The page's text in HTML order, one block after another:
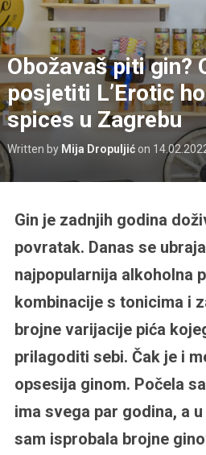
Obožavaš piti gin?
posjetiti L’Erotic
spices u Zagrebu
Written by Mija Dropuljić on
Gin je zadnjih godina
povratak. Danas se
najpopularnija alkoholna
kombinacije s tonicima i
brojne varijacije pića
prilagoditi sebi. Čak je i
opsesija ginom. Počela
ima svega par godina, a
sam isprobala brojne